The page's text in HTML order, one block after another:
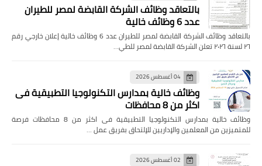
بالتعاقد وظائف الشركة القابضة لمصر للطيران
عدد 6 وظائف خالية
بالتعاقد وظائف الشركة القابضة لمصر للطيران عدد 6 وظائف خالية إعلان خارجي رقم
٢٦ لسنة ٢٠٢٦ تعلن الشركة القابضة لمصر للطي…
04 أغسطس 2026
وظائف خالية بمدارس التكنولوجيا التطبيقية فى
اكثر من 8 محافظات
وظائف خالية بمدارس التكنولوجيا التطبيقية فى اكثر من 8 محافظات فرصة
للمتميزين من المعلمين والإداريين للإلتحاق بفريق عمل …
02 أغسطس 2026